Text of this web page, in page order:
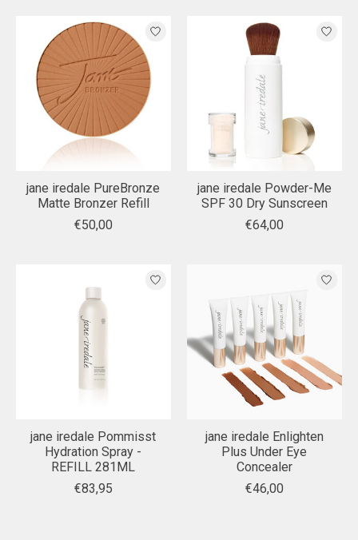
jane iredale PureBronze
Matte Bronzer Refill
€50,00
jane iredale Powder-Me
SPF 30 Dry Sunscreen
€64,00
jane iredale Pommisst
Hydration Spray -
REFILL 281ML
€83,95
jane iredale Enlighten
Plus Under Eye
Concealer
€46,00